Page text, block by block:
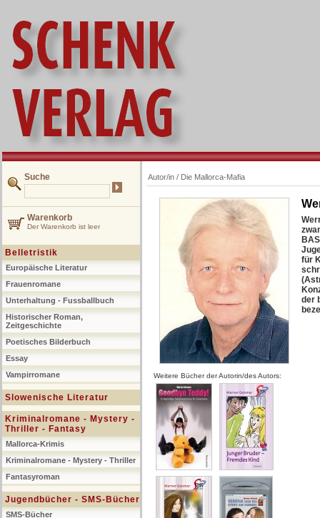
Suche
Warenkorb
Der Warenkorb ist leer
Belletristik
Europäische Literatur
Frauenromane
Unterhaltung - Fussballbuch
Historischer Roman,
Zeitgeschichte
Poetisches Bilderbuch
Essay
Vampirromane
Slowenische Literatur
Kriminalromane - Mystery -
Thriller - Fantasy
Mallorca-Krimis
Kriminalromane - Mystery - Thriller
Fantasyroman
Jugendbücher - SMS-Bücher
SMS-Bücher
Autor/in / Die Mallorca-Mafia
Weitere Bücher der Autorin/des Autors:
für
der